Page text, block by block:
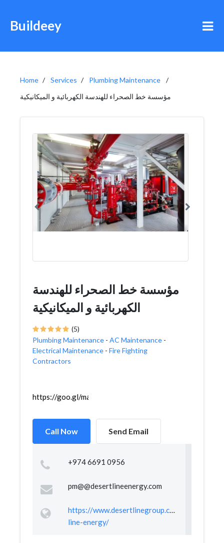
Buildeey
Home Services
Plumbing Maintenance
مؤسسة خط الصحراء للهندسة الكهربائية و الميكانيكية
مؤسسة خط الصحراء للهندسة
الكهربائية و الميكانيكية
(5)
Plumbing Maintenance - AC Maintenance -
Electrical Maintenance - Fire Fighting
Contractors
https://goo.gl/maps/LF1BocNTxBC6tCCz8
Call Now Send Email
+974 6691 0956
pm@@desertlineenergy.com
https://www.desertlinegroup.com/ar/desert-
line-energy/